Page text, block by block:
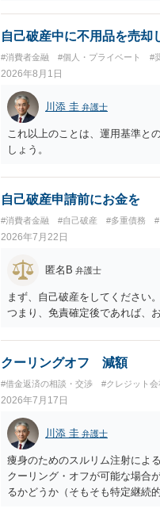
自己破産中に不用品を売却
#消費者金融 #個人・プライベート #
2026年8月1日
川添 圭 弁護士
これ以上のことは、運用基準と
しょう。
自己破産申請前にお金を
#消費者金融 #自己破産 #多重債務
2026年7月22日
匿名B 弁護士
まず、自己破産をしてください
つまり、免責確定後であれば、
クーリングオフ 減額
#借金返済の相談・交渉 #クレジット会
2026年7月17日
川添 圭 弁護士
痩身のためのスルリム注射によ
クーリング・オフが可能な場合
るかどうか（そもそも特定継続